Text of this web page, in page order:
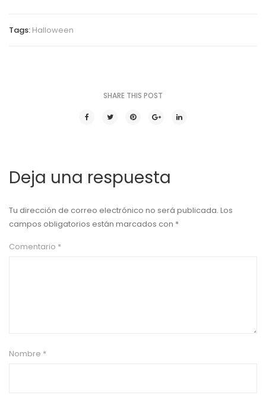
Tags: Halloween
SHARE THIS POST
Deja una respuesta
Tu dirección de correo electrónico no será publicada. Los
campos obligatorios están marcados con *
Comentario *
Nombre *